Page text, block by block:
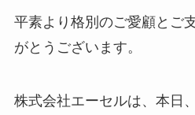
平素より格別のご愛顧とご
がとうございます。
株式会社エーセルは、本日